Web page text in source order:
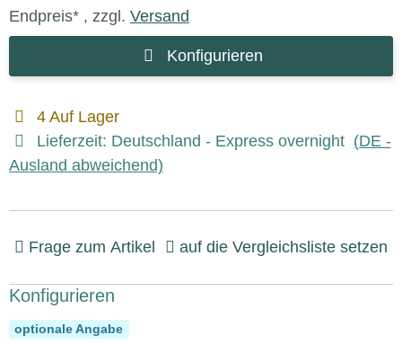
Endpreis* , zzgl. Versand
Konfigurieren
4 Auf Lager
Lieferzeit: Deutschland - Express overnight (DE -
Ausland abweichend)
Frage zum Artikel auf die Vergleichsliste setzen
Konfigurieren
Arbeitsspeicher
optionale Angabe